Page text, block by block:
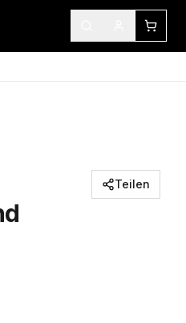
Teilen